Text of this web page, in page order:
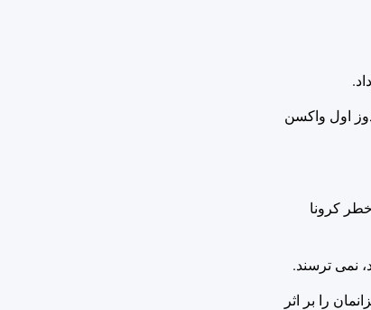
روند واکسیناسیون، گفت: تاکنون 83 درصد جمعیت هدف استان(افراد بالای 12 سال) دوز اول واکسن
خطر کرونا
نمی ترسند.
را بر اثر